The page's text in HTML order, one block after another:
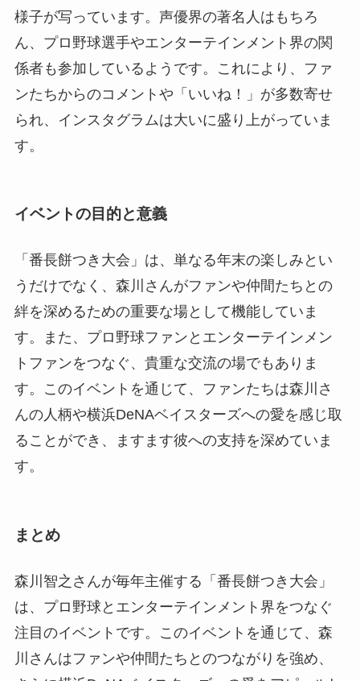
様子が写っています。声優界の著名人はもちろ
ん、プロ野球選手やエンターテインメント界の関
係者も参加しているようです。これにより、ファ
ンたちからのコメントや「いいね！」が多数寄せ
られ、インスタグラムは大いに盛り上がっていま
す。
イベントの目的と意義
「番長餅つき大会」は、単なる年末の楽しみとい
うだけでなく、森川さんがファンや仲間たちとの
絆を深めるための重要な場として機能していま
す。また、プロ野球ファンとエンターテインメン
トファンをつなぐ、貴重な交流の場でもありま
す。このイベントを通じて、ファンたちは森川さ
んの人柄や横浜DeNAベイスターズへの愛を感じ取
ることができ、ますます彼への支持を深めていま
す。
まとめ
森川智之さんが毎年主催する「番長餅つき大会」
は、プロ野球とエンターテインメント界をつなぐ
注目のイベントです。このイベントを通じて、森
川さんはファンや仲間たちとのつながりを強め、